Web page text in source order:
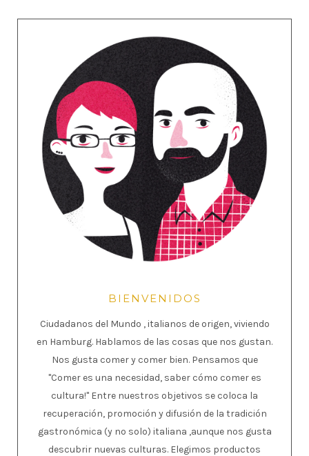
BIENVENIDOS
Ciudadanos del Mundo , italianos de origen, viviendo
en Hamburg. Hablamos de las cosas que nos gustan.
Nos gusta comer y comer bien. Pensamos que
"Comer es una necesidad, saber cómo comer es
cultura!" Entre nuestros objetivos se coloca la
recuperación, promoción y difusión de la tradición
gastronómica (y no solo) italiana ,aunque nos gusta
descubrir nuevas culturas. Elegimos productos